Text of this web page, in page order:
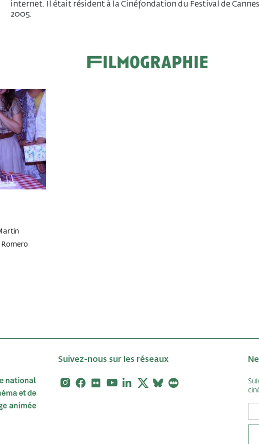
internet. Il était résident à la Cinéfondation du Festival de
2005.
Filmographie
Romero
Suivez-nous sur les réseaux
Instagram
Facebook
FlickrYoutubeLinkedin
X Bluesky